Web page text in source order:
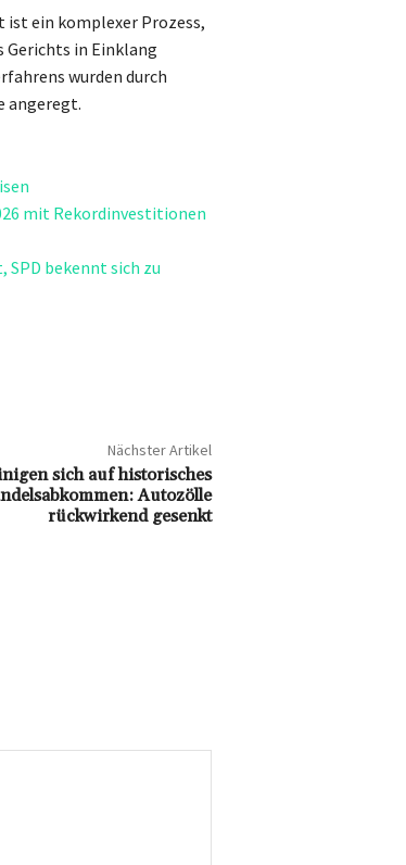
ist ein komplexer Prozess,
Gerichts in Einklang
wurden durch
angeregt.
mit Rekordinvestitionen
SPD bekennt sich zu
Nächster Artikel
sich auf historisches
Autozölle
rückwirkend gesenkt